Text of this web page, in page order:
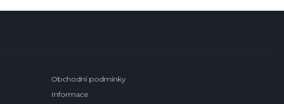
Obchodní podmínky
Informace